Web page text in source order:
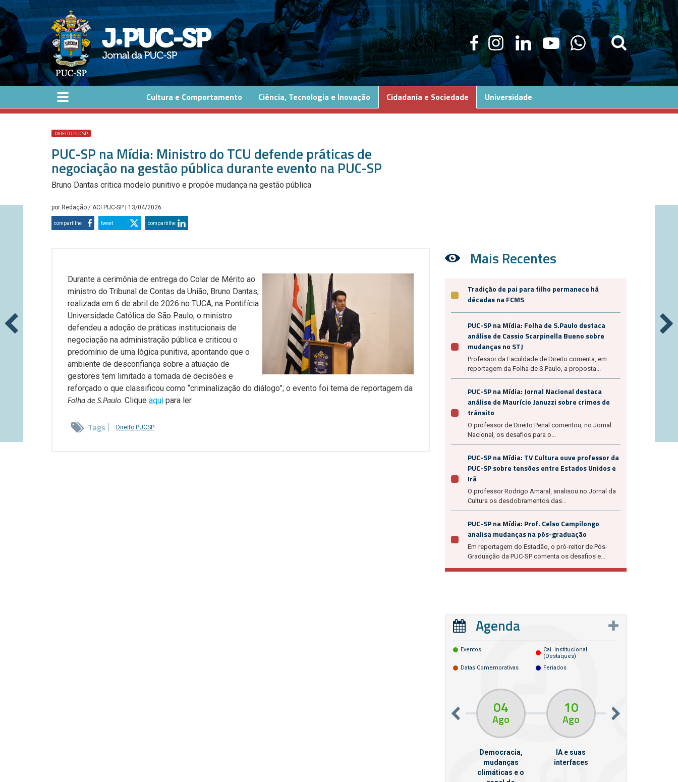
Pular para o conteúdo principal
Cultura e Comportamento Ciência, Tecnologia e Inovação Cidadania e Sociedade Universidade
DIREITO PUCSP
PUC-SP na Mídia: Ministro do TCU defende práticas de
negociação na gestão pública durante evento na PUC-SP
Bruno Dantas critica modelo punitivo e propõe mudança na gestão pública
por Redação / ACI PUC-SP | 13/04/2026
compartilhe tweet compartilhe
Durante a cerimônia de entrega do Colar de Mérito ao
ministro do Tribunal de Contas da União, Bruno Dantas,
realizada em 6 de abril de 2026 no TUCA, na Pontifícia
Universidade Católica de São Paulo, o ministro
defendeu a adoção de práticas institucionais de
negociação na administração pública e criticou o
predomínio de uma lógica punitiva, apontando que o
ambiente de desconfiança sobre a atuação de
gestores tem limitado a tomada de decisões e
reforçado o que classificou como “criminalização do diálogo”; o evento foi tema de reportagem da
Folha de S.Paulo. Clique aqui para ler.
Tags Direito PUCSP
Mais Recentes
Tradição de pai para filho permanece há
décadas na FCMS
PUC-SP na Mídia: Folha de S.Paulo destaca
análise de Cassio Scarpinella Bueno sobre
mudanças no STJ
Professor da Faculdade de Direito comenta, em
reportagem da Folha de S.Paulo, a proposta...
PUC-SP na Mídia: Jornal Nacional destaca
análise de Maurício Januzzi sobre crimes de
trânsito
O professor de Direito Penal comentou, no Jornal
Nacional, os desafios para o...
PUC-SP na Mídia: TV Cultura ouve professor da
PUC-SP sobre tensões entre Estados Unidos e
Irã
O professor Rodrigo Amaral, analisou no Jornal da
Cultura os desdobramentos das...
PUC-SP na Mídia: Prof. Celso Campilongo
analisa mudanças na pós-graduação
Em reportagem do Estadão, o pró-reitor de Pós-
Graduação da PUC-SP comenta os desafios e...
Agenda
Eventos
Cal. Institucional
(destaques)
Datas Comemorativas
Feriados
04
Ago
Democracia,
mudanças
climáticas e o
10
Ago
IA e suas
interfaces